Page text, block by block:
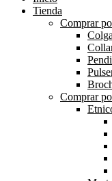
Tienda
Comprar
Comprar